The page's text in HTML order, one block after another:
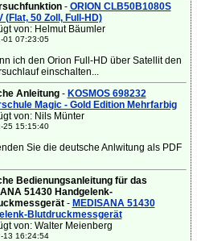
- ORION CLB50B1080S
(Flat, 50 Zoll, Full-HD)
von: Helmut Bäumler
01 07:23:05
ich den Orion Full-HD über Satellit den
einschalten...
Anleitung- KOSMOS 698232
Magic - Gold Edition Mehrfarbig
von: Nils Münter
25 15:15:40
Sie die deutsche Anlwitung als PDF
Bedienungsanleitung für das
51430 Handgelenk-
- MEDISANA 51430
Blutdruckmessgerät
von: Walter Meienberg
13 16:24:54